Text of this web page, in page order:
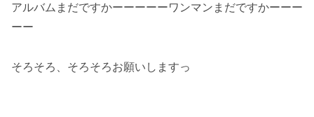
アルバムまだですかーーーーーワンマンまだですかーーー
ーー
そろそろ、そろそろお願いしますっ